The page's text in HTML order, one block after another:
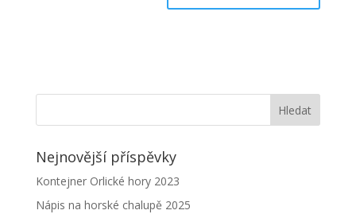
Nejnovější příspěvky
Kontejner Orlické hory 2023
Nápis na horské chalupě 2025